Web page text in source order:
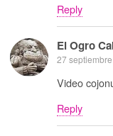
Reply
El Ogro
27
Video
Reply